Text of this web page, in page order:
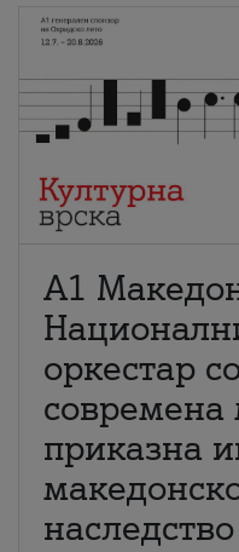
А1
оркестар
современа
приказна
наследство